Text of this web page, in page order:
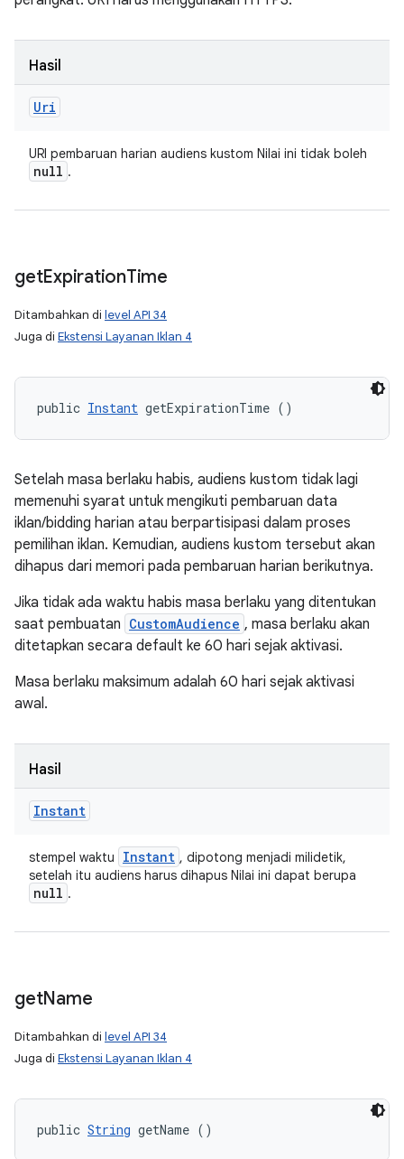
Hasil
Uri
URI pembaruan harian audiens kustom Nilai ini tidak boleh
null .
getExpirationTime
Ditambahkan di level API 34
Juga di Ekstensi Layanan Iklan 4
public Instant getExpirationTime ()
Setelah masa berlaku habis, audiens kustom tidak lagi
memenuhi syarat untuk mengikuti pembaruan data
iklan/bidding harian atau berpartisipasi dalam proses
pemilihan iklan. Kemudian, audiens kustom tersebut akan
dihapus dari memori pada pembaruan harian berikutnya.
Jika tidak ada waktu habis masa berlaku yang ditentukan
saat pembuatan CustomAudience , masa berlaku akan
ditetapkan secara default ke 60 hari sejak aktivasi.
Masa berlaku maksimum adalah 60 hari sejak aktivasi
awal.
Hasil
Instant
stempel waktu Instant , dipotong menjadi milidetik,
setelah itu audiens harus dihapus Nilai ini dapat berupa
null .
getName
Ditambahkan di level API 34
Juga di Ekstensi Layanan Iklan 4
public String getName ()